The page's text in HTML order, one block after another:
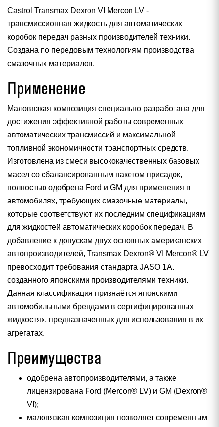
Castrol Transmax Dexron VI Mercon LV -
трансмиссионная жидкость для автоматических
коробок передач разных производителей техники.
Создана по передовым технологиям производства
смазочных материалов.
Применение
Маловязкая композиция специально разработана для
достижения эффективной работы современных
автоматических трансмиссий и максимальной
топливной экономичности транспортных средств.
Изготовлена из смеси высококачественных базовых
масел со сбалансированным пакетом присадок,
полностью одобрена Ford и GM для применения в
автомобилях, требующих смазочные материалы,
которые соответствуют их последним спецификациям
для жидкостей автоматических коробок передач. В
добавление к допускам двух основных американских
автопроизводителей, Transmax Dexron® VI Mercon® LV
превосходит требования стандарта JASO 1A,
созданного японскими производителями техники.
Данная классификация признаётся японскими
автомобильными брендами в сертифицированных
жидкостях, предназначенных для использования в их
агрегатах.
Преимущества
одобрена автопроизводителями, а также
лицензирована Ford (Mercon® LV) и GM (Dexron®
VI);
маловязкая композиция позволяет современным